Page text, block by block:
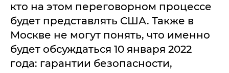
кто на этом переговорном процессе
будет представлять США. Также в
Москве не могут понять, что именно
будет обсуждаться 10 января 2022
года: гарантии безопасности,